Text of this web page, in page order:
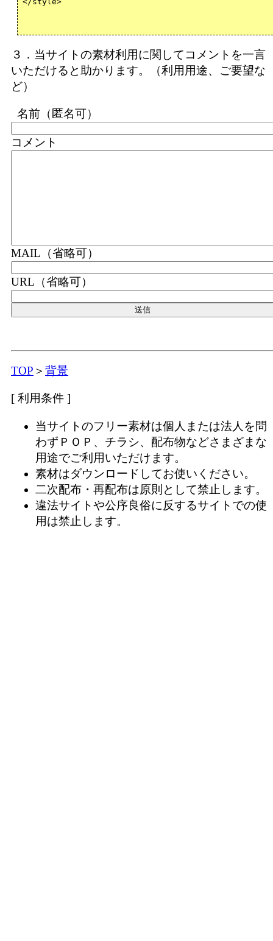
３．当サイトの素材利用に関してコメントを一言
いただけると助かります。（利用用途、ご要望な
ど）
名前（匿名可）
コメント
MAIL（省略可）
URL（省略可）
TOP ＞背景
[ 利用条件 ]
当サイトのフリー素材は個人または法人を問
わずＰＯＰ、チラシ、配布物などさまざまな
用途でご利用いただけます。
素材はダウンロードしてお使いください。
二次配布・再配布は原則として禁止します。
違法サイトや公序良俗に反するサイトでの使
用は禁止します。